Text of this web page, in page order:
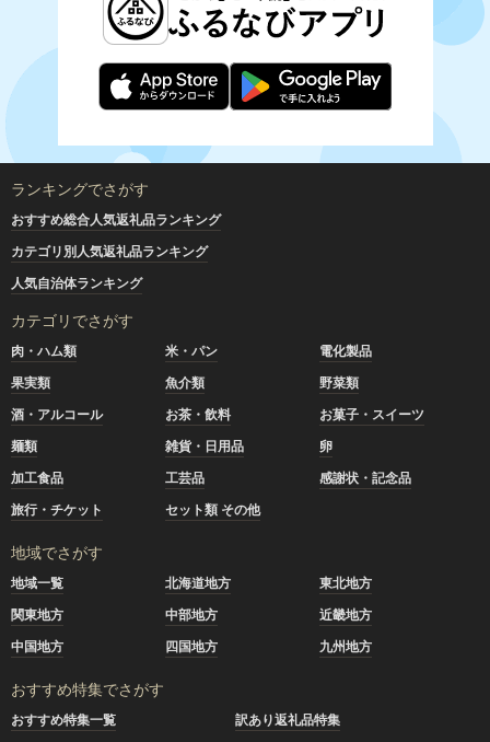
ランキングでさがす
おすすめ総合人気返礼品ランキング
カテゴリ別人気返礼品ランキング
人気自治体ランキング
カテゴリでさがす
肉・ハム類 米・パン
電化製品
果実類
魚介類
野菜類
酒・アルコール
お茶・飲料
お菓子・スイーツ
麺類
雑貨・日用品
卵
加工食品
工芸品
感謝状・記念品
旅行・チケット
セット類 その他
地域でさがす
地域一覧 北海道地方
東北地方
関東地方
中部地方
近畿地方
中国地方
四国地方 九州地方
おすすめ特集でさがす
おすすめ特集一覧
訳あり返礼品特集